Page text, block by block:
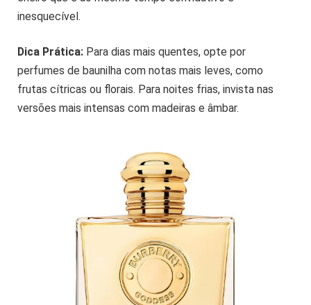
inesquecível.
Dica Prática: Para dias mais quentes, opte por
perfumes de baunilha com notas mais leves, como
frutas cítricas ou florais. Para noites frias, invista nas
versões mais intensas com madeiras e âmbar.